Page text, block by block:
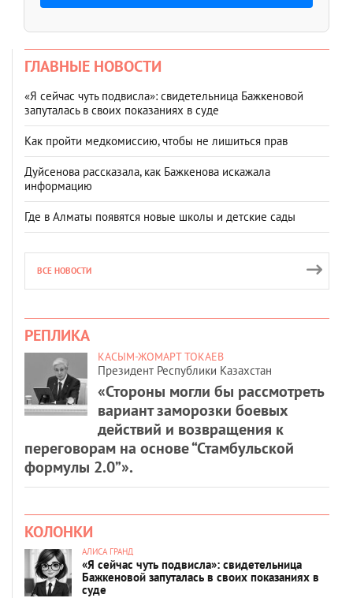
ГЛАВНЫЕ НОВОСТИ
«Я сейчас чуть подвисла»: свидетельница Бажкеновой
запуталась в своих показаниях в суде
Как пройти медкомиссию, чтобы не лишиться прав
Дуйсенова рассказала, как Бажкенова искажала
информацию
Где в Алматы появятся новые школы и детские сады
ВСЕ НОВОСТИ
РЕПЛИКА
КАСЫМ-ЖОМАРТ ТОКАЕВ
Президент Республики Казахстан
«Стороны могли бы рассмотреть
вариант заморозки боевых
действий и возвращения к
переговорам на основе “Стамбульской
формулы 2.0”».
КОЛОНКИ
АЛИСА ГРАНД
«Я сейчас чуть подвисла»: свидетельница
Бажкеновой запуталась в своих показаниях в
суде